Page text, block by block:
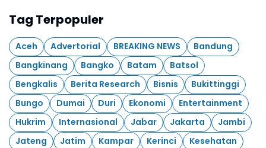
Tag Terpopuler
Aceh Advertorial BREAKING NEWS
Bandung
Bangkinang
Bangko Batam
Batsol
Bengkalis
Berita Research Bisnis
Bukittinggi
Bungo
Dumai Duri Ekonomi
Entertainment
Hukrim
Internasional Jabar Jakarta
Jambi
Jateng
Jatim Kampar Kerinci
Kesehatan